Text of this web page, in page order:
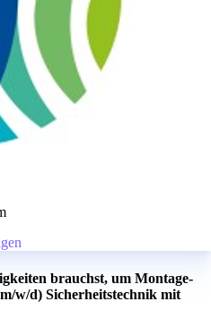
brauchst, um Montage-
w/d) Sicherheitstechnik mit